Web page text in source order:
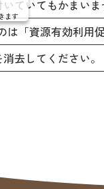
ていてもかまい
は「資源有効利用
去してください。
ます